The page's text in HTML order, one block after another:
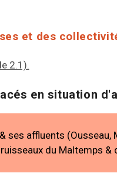
et des
2.1).
en situation
ses affluents (Ousseau,
du Maltemps &